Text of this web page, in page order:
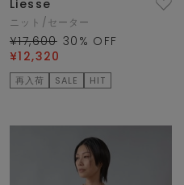
Liesse
ニット/セーター
¥17,600 30 % OFF
¥12,320
再入荷 SALE HIT